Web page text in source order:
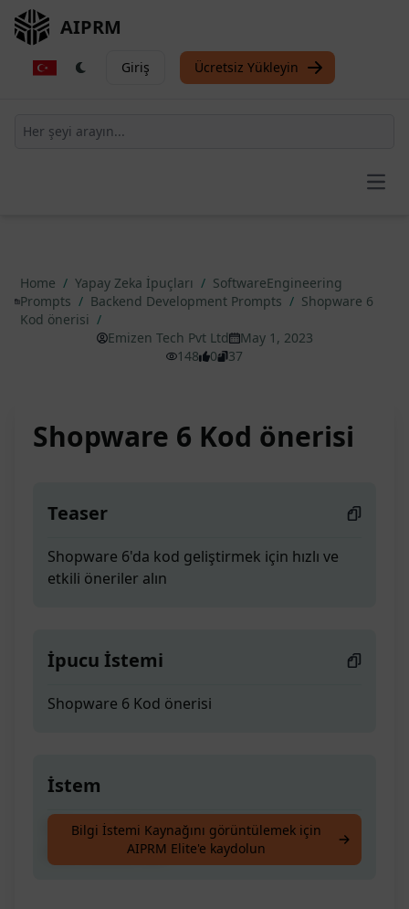
AIPRM
Giriş Ücretsiz Yükleyin
Home / Yapay Zeka İpuçları / SoftwareEngineering
Prompts / Backend Development Prompts / Shopware 6
Kod önerisi /
Emizen Tech Pvt Ltd
May 1, 2023
148
0 37
Shopware 6 Kod önerisi
Teaser
Shopware 6'da kod geliştirmek için hızlı ve
etkili öneriler alın
İpucu İstemi
Shopware 6 Kod önerisi
İstem
Shopware 6'da kod geliştirmek için hızlı ve
etkili öneriler alın
Bilgi İstemi Kaynağını görüntülemek için
AIPRM Elite'e kaydolun